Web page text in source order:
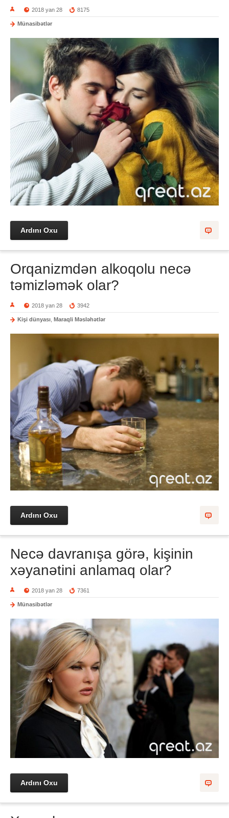
2018 yan 28 8175
Münasibətlər
Ardını Oxu
Orqanizmdən alkoqolu necə
təmizləmək olar?
2018 yan 28 3942
Kişi dünyası Maraqli Məsləhətlər
Ardını Oxu
Necə davranışa görə, kişinin
xəyanətini anlamaq olar?
2018 yan 28 7361
Münasibətlər
Ardını Oxu